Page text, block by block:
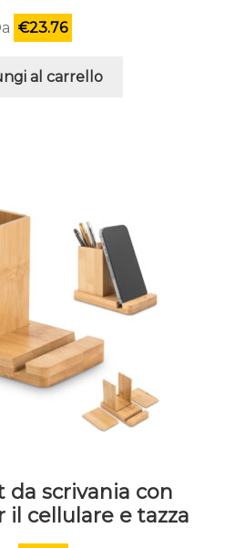
€23.76
al carrello
da scrivania con
cellulare e tazza